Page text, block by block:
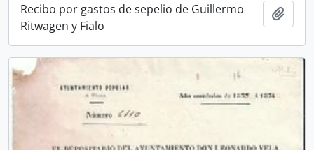
Recibo por gastos de sepelio de Guillermo
Ritwagen y Fialo